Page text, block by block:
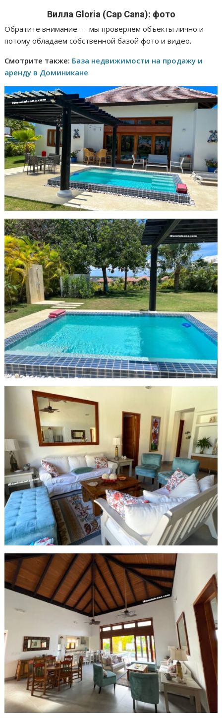
Вилла Gloria (Cap Cana): фото
Обратите внимание — мы проверяем объекты лично и
потому обладаем собственной базой фото и видео.
Смотрите также: База недвижимости на продажу и
аренду в Доминикане